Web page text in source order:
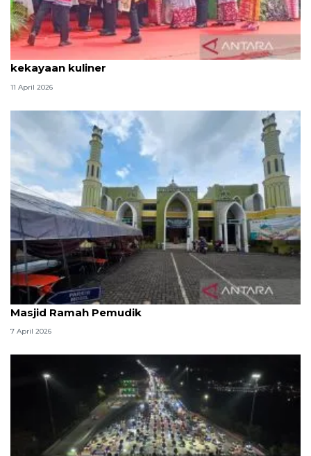
Tradisi hantaran Lebaran Betawi simbol bakti dan
kekayaan kuliner
11 April 2026
Kemenag: 3,5 juta orang manfaatkan layanan
Masjid Ramah Pemudik
7 April 2026